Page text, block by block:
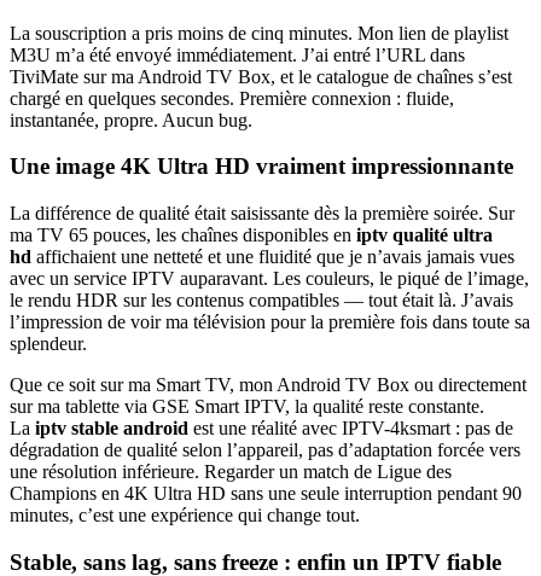
La souscription a pris moins de cinq minutes. Mon lien de playlist
M3U m’a été envoyé immédiatement. J’ai entré l’URL dans
TiviMate sur ma Android TV Box, et le catalogue de chaînes s’est
chargé en quelques secondes. Première connexion : fluide,
instantanée, propre. Aucun bug.
Une image 4K Ultra HD vraiment impressionnante
La différence de qualité était saisissante dès la première soirée. Sur
ma TV 65 pouces, les chaînes disponibles en iptv qualité ultra
hd affichaient une netteté et une fluidité que je n’avais jamais vues
avec un service IPTV auparavant. Les couleurs, le piqué de l’image,
le rendu HDR sur les contenus compatibles — tout était là. J’avais
l’impression de voir ma télévision pour la première fois dans toute sa
splendeur.
Que ce soit sur ma Smart TV, mon Android TV Box ou directement
sur ma tablette via GSE Smart IPTV, la qualité reste constante.
La iptv stable android est une réalité avec IPTV-4ksmart : pas de
dégradation de qualité selon l’appareil, pas d’adaptation forcée vers
une résolution inférieure. Regarder un match de Ligue des
Champions en 4K Ultra HD sans une seule interruption pendant 90
minutes, c’est une expérience qui change tout.
Stable, sans lag, sans freeze : enfin un IPTV fiable